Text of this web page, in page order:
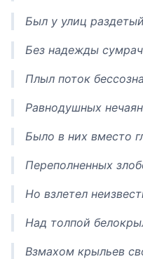
Был у улиц
Без надежды
Плыл поток
Равнодушных
Было в них вместо
Переполненных
Но взлетел
Над толпой
Взмахом крыльев